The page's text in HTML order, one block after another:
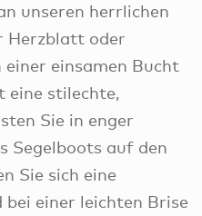
unseren herrlichen
Herzblatt oder
einer einsamen Bucht
eine stilechte,
Sie in enger
Segelboots auf den
Sie sich eine
einer leichten Brise